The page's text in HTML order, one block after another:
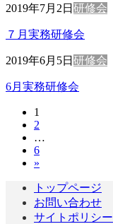
2019年7月2日 研修会
７月実務研修会
2019年6月5日 研修会
6月実務研修会
固
定
ペ
ー
ジ
1
固
定
ペ
ー
ジ
2
…
固
定
ー
ジ
6
»
トップページ
お問い合わせ
サイトポリシー